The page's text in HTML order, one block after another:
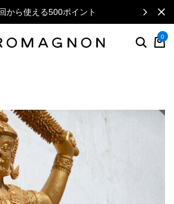
ニュースレターで毎月500円クーポン
0